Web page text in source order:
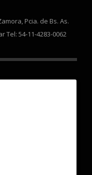
Pcia. de Bs. As.
54-11-4283-0062